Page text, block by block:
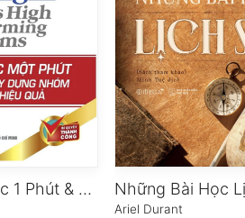
Vị Giám Đốc 1 Phút & Bí Quyết Xây Dựng Nhóm Làm Việc Hiệu Quả Những Bài Học
Ariel Durant